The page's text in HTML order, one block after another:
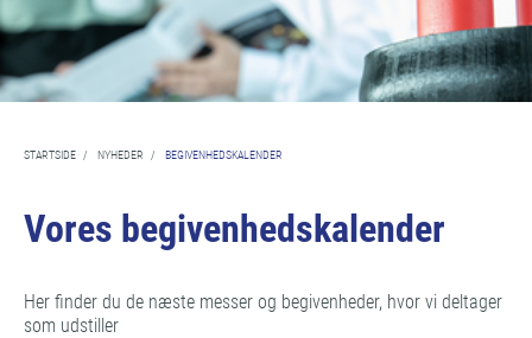
STARTSIDE / NYHEDER / BEGIVENHEDSKALENDER
Vores begivenhedskalender
Her finder du de næste messer og begivenheder, hvor vi deltager
som udstiller